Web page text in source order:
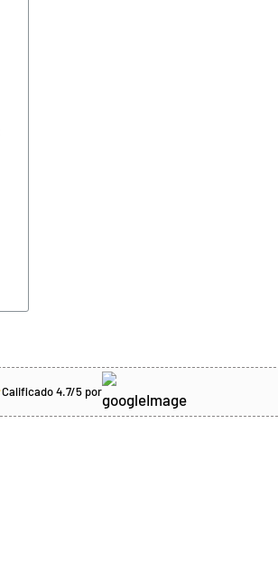
Calificado 4.7/5 por